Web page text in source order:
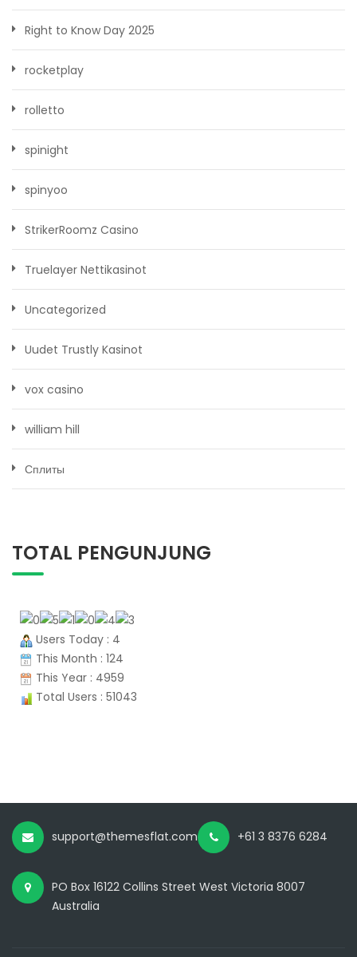
Right to Know Day 2025
rocketplay
rolletto
spinight
spinyoo
StrikerRoomz Casino
Truelayer Nettikasinot
Uncategorized
Uudet Trustly Kasinot
vox casino
william hill
Сплиты
TOTAL PENGUNJUNG
Users Today : 4
This Month : 124
This Year : 4959
Total Users : 51043
support@themesflat.com +61 3 8376 6284
PO Box 16122 Collins Street West Victoria 8007
Australia